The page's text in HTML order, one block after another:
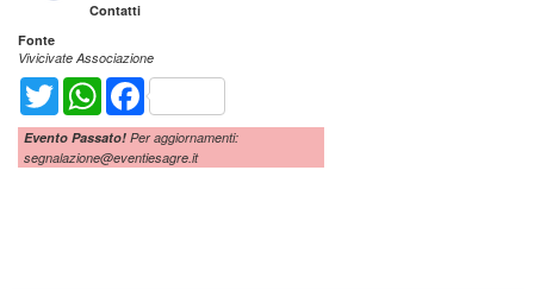
Contatti
Fonte
Vivicivate Associazione
Twitter WhatsAppFacebook
Evento Passato! Per aggiornamenti:
segnalazione@eventiesagre.it